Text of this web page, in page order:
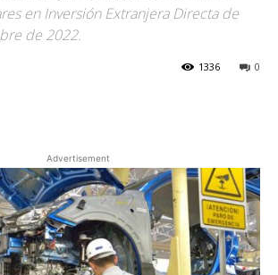
en Inversión Extranjera Directa de
de 2022.
0
1336
Advertisement